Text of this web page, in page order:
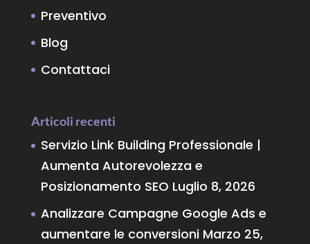
Preventivo
Blog
Contattaci
Articoli recenti
Servizio Link Building Professionale |
Aumenta Autorevolezza e
Posizionamento SEO Luglio 8, 2026
Analizzare Campagne Google Ads e
aumentare le conversioni Marzo 25,